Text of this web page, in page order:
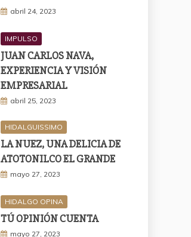
abril 24, 2023
IMPULSO
JUAN CARLOS NAVA,
EXPERIENCIA Y VISIÓN
EMPRESARIAL
abril 25, 2023
HIDALGUISSIMO
LA NUEZ, UNA DELICIA DE
ATOTONILCO EL GRANDE
mayo 27, 2023
HIDALGO OPINA
TÚ OPINIÓN CUENTA
mayo 27, 2023